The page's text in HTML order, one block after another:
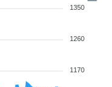
1350
1260
1170